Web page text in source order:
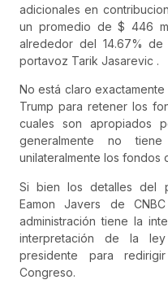
adicionales en
un promedio de $ 446
alrededor del 14.67%
portavoz Tarik Jasarevic .
No está claro
Trump para retener los
cuales son apropiados
generalmente no
unilateralmente los fondos
Si bien los detalles del
Eamon Javers de
administración tiene la
interpretación de la
presidente para
Congreso.